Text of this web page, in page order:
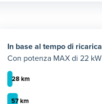
In base al tempo di ricarica
Con potenza MAX di 22 kW